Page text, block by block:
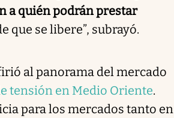
a quién podrán prestar
que se libere”, subrayó.
al panorama del mercado
tensión en Medio Oriente.
para los mercados tanto en